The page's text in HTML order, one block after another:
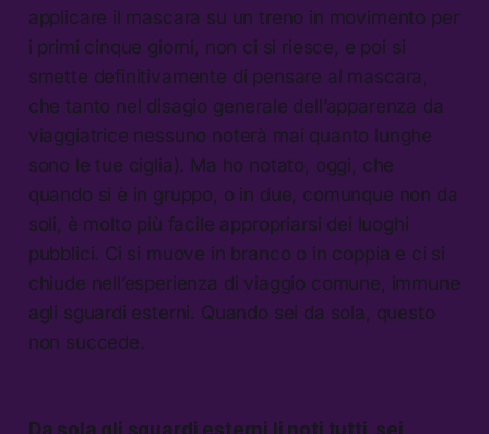
applicare il mascara su un treno in movimento per
i primi cinque giorni, non ci si riesce, e poi si
smette definitivamente di pensare al mascara,
che tanto nel disagio generale dell’apparenza da
viaggiatrice nessuno noterà mai quanto lunghe
sono le tue ciglia). Ma ho notato, oggi, che
quando si è in gruppo, o in due, comunque non da
soli, è molto più facile appropriarsi dei luoghi
pubblici. Ci si muove in branco o in coppia e ci si
chiude nell’esperienza di viaggio comune, immune
agli sguardi esterni. Quando sei da sola, questo
non succede.
Da sola gli sguardi esterni li noti tutti, sei